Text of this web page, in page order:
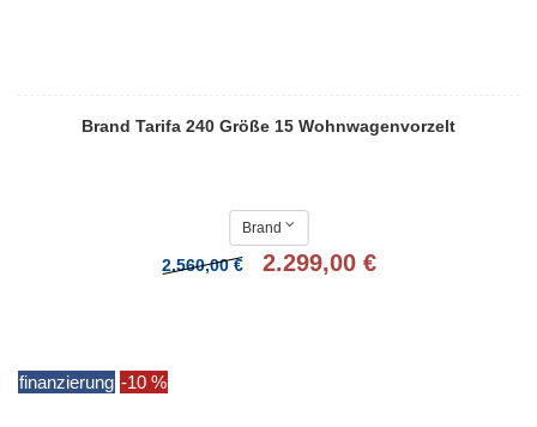
Brand Tarifa 240 Größe 15 Wohnwagenvorzelt
Brand
2.560,00 € 2.299,00 €
finanzierung -10 %